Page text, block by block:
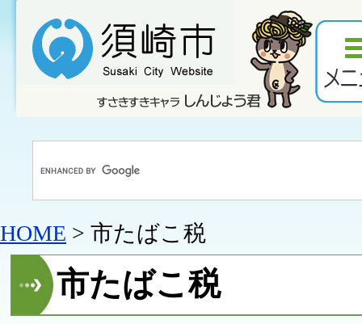
HOME > 市たばこ税
市たばこ税